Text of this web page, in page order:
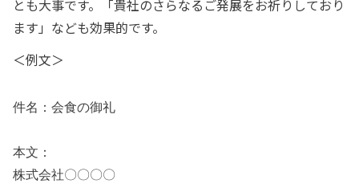
とも大事です。「貴社のさらなるご発展をお祈りしており
ます」なども効果的です。
＜例文＞
件名：会食の御礼
本文：
株式会社〇〇〇〇